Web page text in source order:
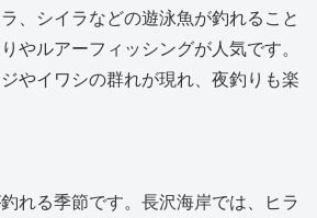
、シイラなどの遊泳魚が釣れること
やルアーフィッシングが人気です。
やイワシの群れが現れ、夜釣りも楽
れる季節です。長沢海岸では、ヒラ